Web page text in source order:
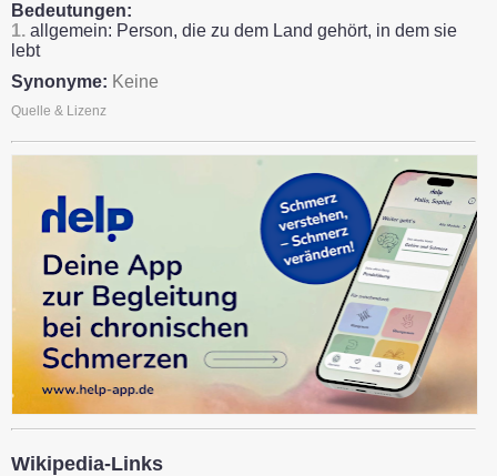
Bedeutungen:
1. allgemein: Person, die zu dem Land gehört, in dem sie
lebt
Synonyme: Keine
Quelle & Lizenz
Wikipedia-Links